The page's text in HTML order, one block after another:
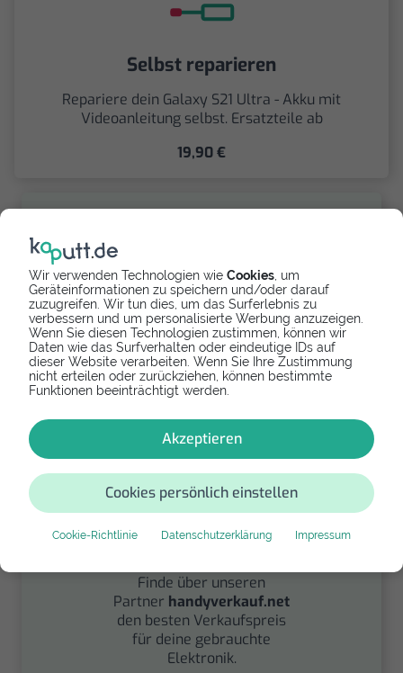
Wir verwenden Technologien wie Cookies , um
Geräteinformationen zu speichern und/oder darauf
zuzugreifen. Wir tun dies, um das Surferlebnis zu
verbessern und um personalisierte Werbung anzuzeigen.
Wenn Sie diesen Technologien zustimmen, können wir
Daten wie das Surfverhalten oder eindeutige IDs auf
dieser Website verarbeiten. Wenn Sie Ihre Zustimmung
nicht erteilen oder zurückziehen, können bestimmte
Funktionen beeinträchtigt werden.
Akzeptieren
Cookies persönlich einstellen
Cookie-Richtlinie Datenschutzerklärung Impressum
Selbst reparieren
Repariere dein Galaxy S21 Ultra - Akku mit
Videoanleitung selbst. Ersatzteile ab
19,90 €
Spenden
Spende Dein Gerät über
handysfuerdieumwelt.de
für einen guten Zweck.
Verkaufen
Finde über unseren
Partner handyverkauf.net
den besten Verkaufspreis
für deine gebrauchte
Elektronik.